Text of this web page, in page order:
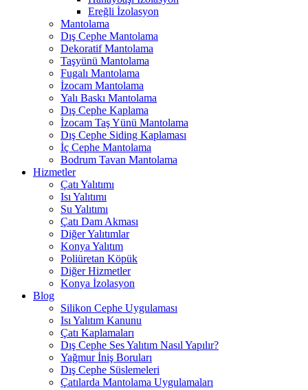
Ereğli İzolasyon
Mantolama
Dış Cephe Mantolama
Dekoratif Mantolama
Taşyünü Mantolama
Fugalı Mantolama
İzocam Mantolama
Yalı Baskı Mantolama
Dış Cephe Kaplama
İzocam Taş Yünü Mantolama
Dış Cephe Siding Kaplaması
İç Cephe Mantolama
Bodrum Tavan Mantolama
Hizmetler
Çatı Yalıtımı
Isı Yalıtımı
Su Yalıtımı
Çatı Dam Akması
Diğer Yalıtımlar
Konya Yalıtım
Poliüretan Köpük
Diğer Hizmetler
Konya İzolasyon
Blog
Silikon Cephe Uygulaması
Isı Yalıtım Kanunu
Çatı Kaplamaları
Dış Cephe Ses Yalıtım Nasıl Yapılır?
Yağmur İniş Boruları
Dış Cephe Süslemeleri
Çatılarda Mantolama Uygulamaları